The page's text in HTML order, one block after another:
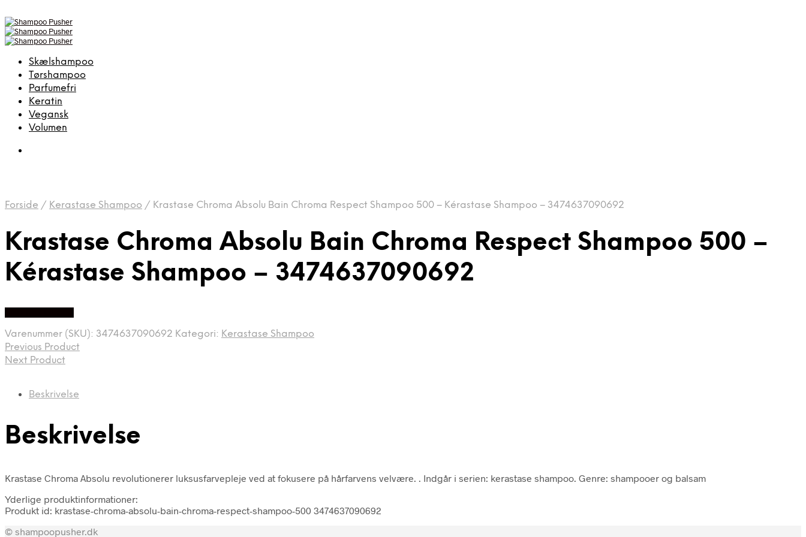
Skælshampoo
Tørshampoo
Parfumefri
Keratin
Vegansk
Volumen
Forside / Kerastase Shampoo / Krastase Chroma Absolu Bain Chroma Respect Shampoo 500 – Kérastase Shampoo – 3474637090692
Krastase Chroma Absolu Bain Chroma Respect Shampoo 500 –
Kérastase Shampoo – 3474637090692
Varenummer (SKU): 3474637090692 Kategori: Kerastase Shampoo
Previous Product
Next Product
Beskrivelse
Beskrivelse
Krastase Chroma Absolu revolutionerer luksusfarvepleje ved at fokusere på hårfarvens velvære. . Indgår i serien: kerastase shampoo. Genre: shampooer og balsam
Yderlige produktinformationer:
Produkt id: krastase-chroma-absolu-bain-chroma-respect-shampoo-500 3474637090692
© shampoopusher.dk